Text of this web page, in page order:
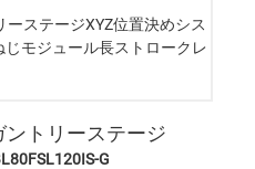
ントリーステージ
G